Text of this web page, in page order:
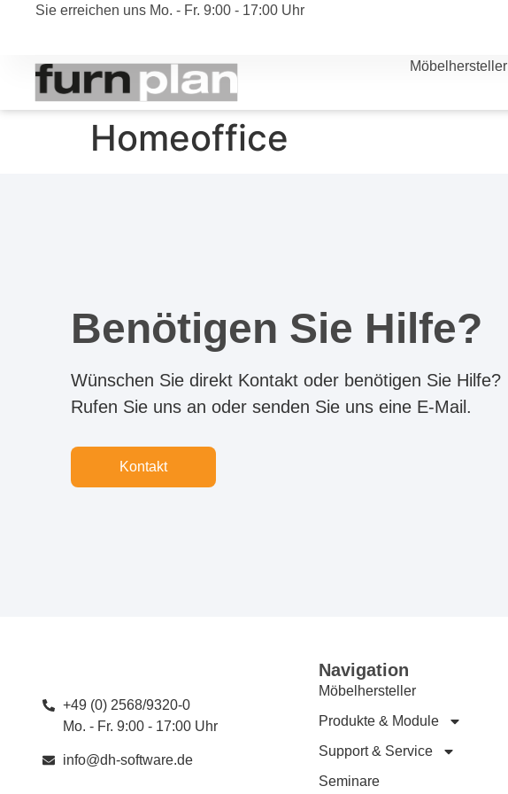
Sie erreichen uns Mo. - Fr. 9:00 - 17:00 Uhr
Möbelhersteller
Homeoffice
Benötigen Sie Hilfe?
Wünschen Sie direkt Kontakt oder benötigen Sie Hilfe?
Rufen Sie uns an oder senden Sie uns eine E-Mail.
Kontakt
+49 (0) 2568/9320-0
Mo. - Fr. 9:00 - 17:00 Uhr
info@dh-software.de
Navigation
Möbelhersteller
Produkte & Module
Support & Service
Seminare